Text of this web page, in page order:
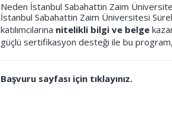
Neden İstanbul Sabahattin Zaim
İstanbul Sabahattin Zaim Üniversitesi
katılımcılarına nitelikli bilgi ve belge
güçlü sertifikasyon desteği ile bu
Başvuru sayfası için tıklayınız.